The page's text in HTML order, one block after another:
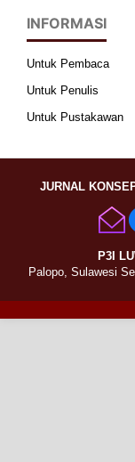
INFORMASI
Untuk Pembaca
Untuk Penulis
Untuk Pustakawan
JURNAL
P3I
Palopo, Sulawesi